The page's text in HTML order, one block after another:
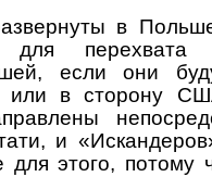
в
для перехвата
если они
или в сторону
и
для этого,